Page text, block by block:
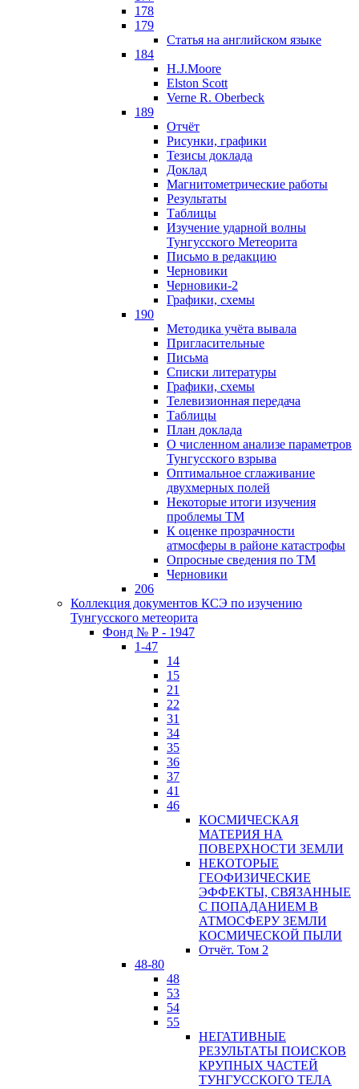
178
179
Статья на английском языке
184
H.J.Moore
Elston Scott
Verne R. Oberbeck
189
Отчёт
Рисунки, графики
Тезисы доклада
Доклад
Магнитометрические работы
Результаты
Таблицы
Изучение ударной волны
Тунгусского Метеорита
Письмо в редакцию
Черновики
Черновики-2
Графики, схемы
190
Методика учёта вывала
Пригласительные
Письма
Списки литературы
Графики, схемы
Телевизионная передача
Таблицы
План доклада
О численном анализе параметров
Тунгусского взрыва
Оптимальное сглаживание
двухмерных полей
Некоторые итоги изучения
проблемы ТМ
К оценке прозрачности
атмосферы в районе катастрофы
Опросные сведения по ТМ
Черновики
206
Коллекция документов КСЭ по изучению
Тунгусского метеорита
Фонд № Р - 1947
1-47
14
15
21
22
31
34
35
36
37
41
46
КОСМИЧЕСКАЯ
МАТЕРИЯ НА
ПОВЕРХНОСТИ ЗЕМЛИ
НЕКОТОРЫЕ
ГЕОФИЗИЧЕСКИЕ
ЭФФЕКТЫ, СВЯЗАННЫЕ
С ПОПАДАНИЕМ В
АТМОСФЕРУ ЗЕМЛИ
КОСМИЧЕСКОЙ ПЫЛИ
Отчёт. Том 2
48-80
48
53
54
55
НЕГАТИВНЫЕ
РЕЗУЛЬТАТЫ ПОИСКОВ
КРУПНЫХ ЧАСТЕЙ
ТУНГУССКОГО ТЕЛА